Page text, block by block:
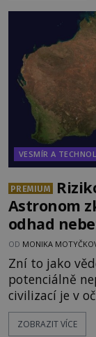
nitru Země
říše? Nebo
fantazie? Na p
VESMÍR A
PREMIUM
Astronom
odhad
OD MONIKA
Zní to jako
potenciálně
civilizací je v
Zatímco NASA
vesmíru,
ZOBRAZIT VÍCE